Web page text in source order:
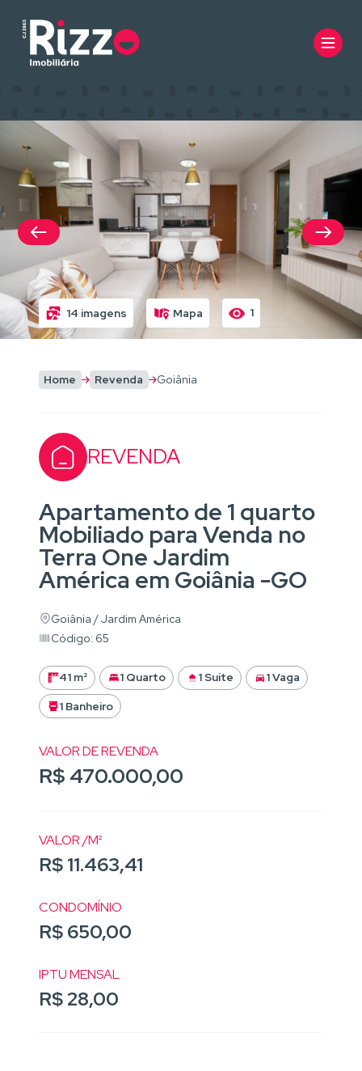
14 imagens Mapa 1
Home Revenda Goiânia
REVENDA
Apartamento de 1 quarto
Mobiliado para Venda no
Terra One Jardim
América em Goiânia -GO
Goiânia / Jardim América
Código: 65
41 m² 1 Quarto 1 Suíte
1 Vaga
1 Banheiro
VALOR DE REVENDA
R$ 470.000,00
VALOR /M²
R$ 11.463,41
CONDOMÍNIO
R$ 650,00
IPTU MENSAL
R$ 28,00